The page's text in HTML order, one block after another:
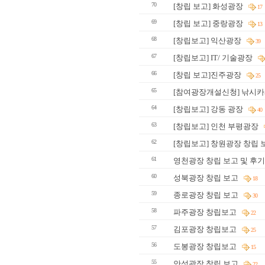
70 [창립 보고] 화성광장 17
69 [창립 보고] 중랑광장 13
68 [창립보고] 익산광장 39
67 [창립보고] IT/ 기술광장
66 [창립 보고]진주광장 25
65 [참여광장개설신청] 낚시
64 [창립보고] 강동 광장 40
63 [창립보고] 인천 부평광장
62 [창립보고] 창원광장 창립
61 영천광장 창립 보고 및 후
60 성북광장 창립 보고 18
59 종로광장 창립 보고 30
58 파주광장 창립보고 22
57 김포광장 창립보고 25
56 도봉광장 창립보고 15
55